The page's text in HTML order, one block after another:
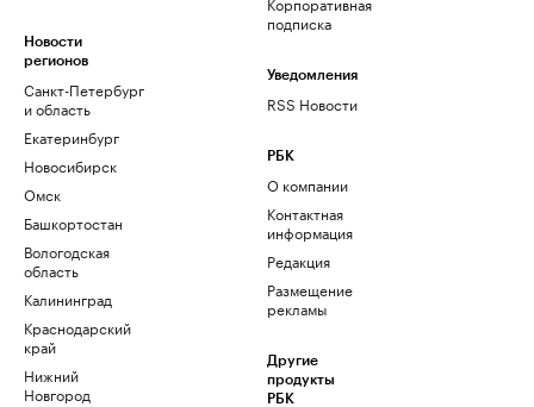
Новости
регионов
Санкт-Петербург
и область
Екатеринбург
Новосибирск
Омск
Башкортостан
Вологодская
область
Калининград
Краснодарский
край
Нижний
Новгород
подписка
Уведомления
RSS Новости
РБК
О компании
Контактная
информация
Редакция
Размещение
рекламы
Другие
продукты
РБК